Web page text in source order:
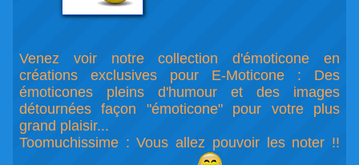
Venez voir notre collection d'émoticone en
créations exclusives pour E-Moticone : Des
émoticones pleins d'humour et des images
détournées façon "émoticone" pour votre plus
grand plaisir...
Toomuchissime : Vous allez pouvoir les noter !!